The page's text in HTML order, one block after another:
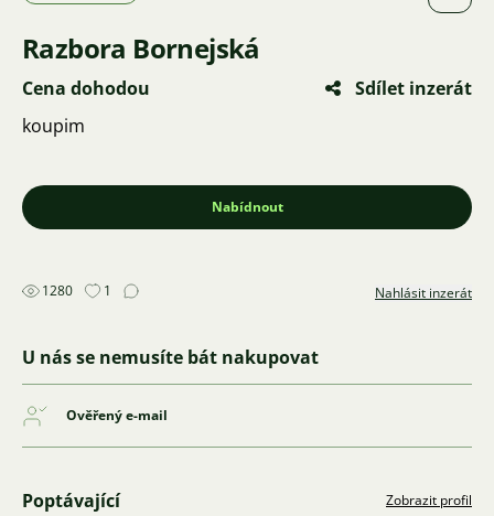
Razbora Bornejská
Cena dohodou
Sdílet inzerát
koupim
Nabídnout
1280 1 Nahlásit inzerát
U nás se nemusíte bát nakupovat
Ověřený e-mail
Poptávající Zobrazit profil